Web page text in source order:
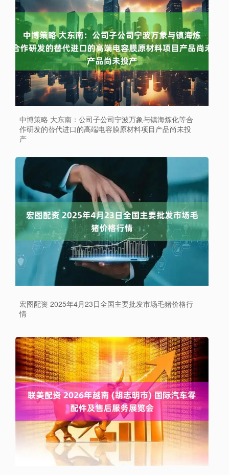
中博策略 大东南：公司子公司宁波万象与镇海炼化等合
作研发的替代进口的高端电容膜原材料项目产品尚未投
产
宏图配资 2025年4月23日全国主要批发市场毛猪价格行
情